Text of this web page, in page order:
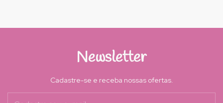
Newsletter
Cadastre-se e receba nossas ofertas.